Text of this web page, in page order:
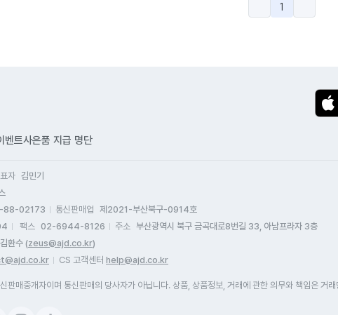
1
벤트사은품 지급 명단
자 김민기
88-02173 통신판매업
제2021-부산북구-0914호
팩스 02-6944-8126 주소 부산광역시 북구 금곡대로8번길 33, 아남프라자 3층
김환수 (zeus@ajd.co.kr)
CS 고객센터 help@ajd.co.kr
판매중개자이며 통신판매의 당사자가 아닙니다. 상품, 상품정보, 거래에 관한 의무와 책임은 거